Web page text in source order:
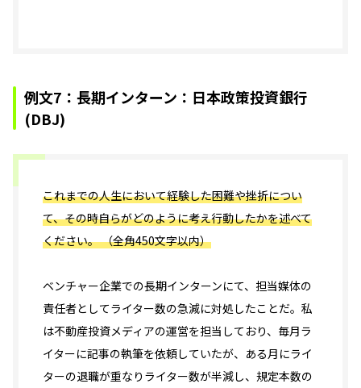
例文7：長期インターン：日本政策投資銀行
(DBJ)
これまでの人生において経験した困難や挫折につい
て、その時自らがどのように考え行動したかを述べて
ください。 （全角450文字以内）
ベンチャー企業での長期インターンにて、担当媒体の
責任者としてライター数の急減に対処したことだ。私
は不動産投資メディアの運営を担当しており、毎月ラ
イターに記事の執筆を依頼していたが、ある月にライ
ターの退職が重なりライター数が半減し、規定本数の